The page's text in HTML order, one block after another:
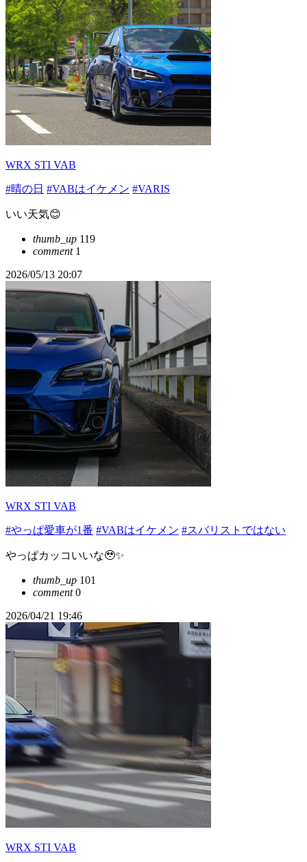
WRX STI VAB
#晴の日 #VABはイケメン #VARIS
いい天気😊
thumb_up 119
comment1
2026/05/13 20:07
WRX STI VAB
#やっぱ愛車が1番 #VABはイケメン #スバリストではない
やっぱカッコいいな🥹✨️
thumb_up 101
comment0
2026/04/21 19:46
WRX STI VAB